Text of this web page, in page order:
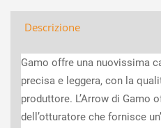
Descrizione
Gamo offre una nuovissima
precisa e leggera, con la
produttore. L’Arrow di Gamo
dell’otturatore che fornisce